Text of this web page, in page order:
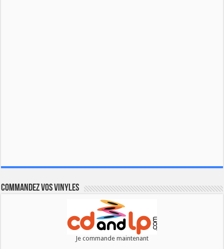
Commandez vos vinyles
Je commande maintenant